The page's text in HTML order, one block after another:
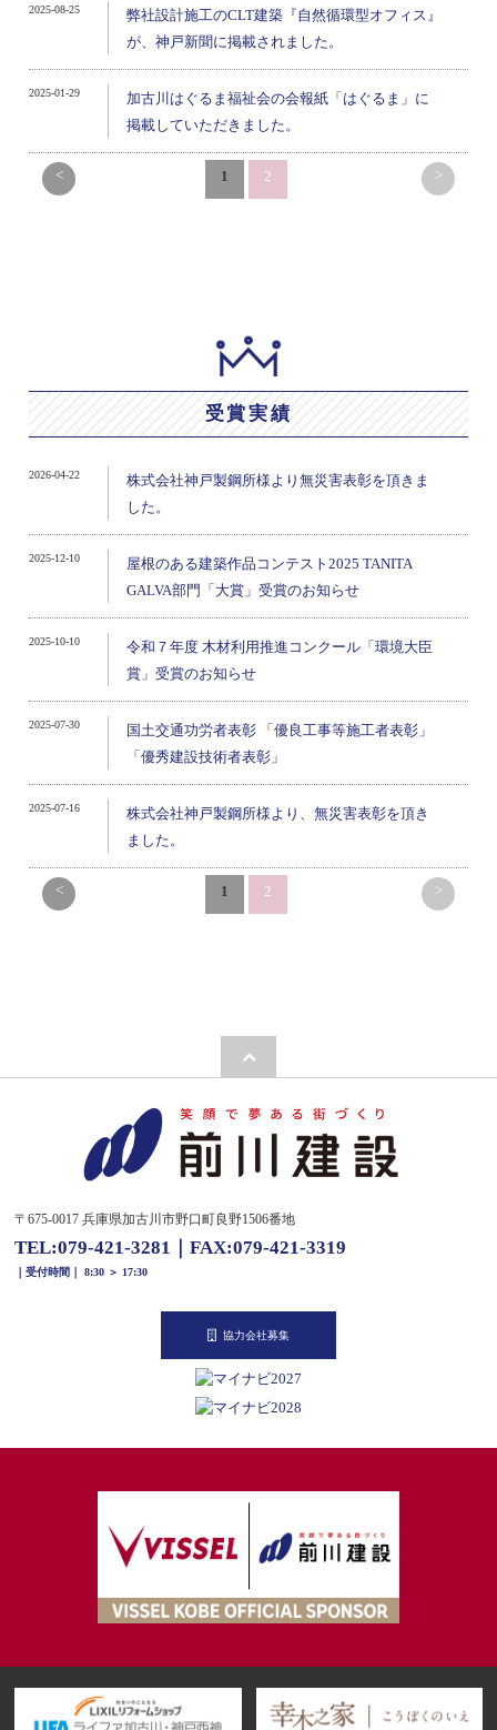
2025-08-25
弊社設計施工のCLT建築『自然循環型オフィス』
が、神戸新聞に掲載されました。
2025-01-29
加古川はぐるま福祉会の会報紙「はぐるま」に
掲載していただきました。
< 1 2 >
受賞実績
2026-04-22
株式会社神戸製鋼所様より無災害表彰を頂きま
した。
2025-12-10
屋根のある建築作品コンテスト2025 TANITA
GALVA部門「大賞」受賞のお知らせ
2025-10-10
令和７年度 木材利用推進コンクール「環境大臣
賞」受賞のお知らせ
2025-07-30
国土交通功労者表彰 「優良工事等施工者表彰」
「優秀建設技術者表彰」
2025-07-16
株式会社神戸製鋼所様より、無災害表彰を頂き
ました。
< 1 2 >
〒675-0017 兵庫県加古川市野口町良野1506番地
TEL:079-421-3281 FAX:079-421-3319
｜受付時間｜ 8:30 ＞ 17:30
協力会社募集